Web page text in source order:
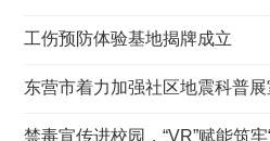
工伤预防体验基地揭牌成立
东营市着力加强社区地震科普
禁毒宣传进校园，“VR”赋能筑牢